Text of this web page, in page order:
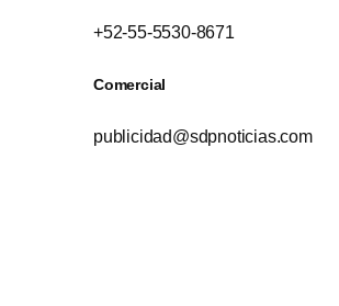
+52-55-5530-8671
Comercial
publicidad@sdpnoticias.com